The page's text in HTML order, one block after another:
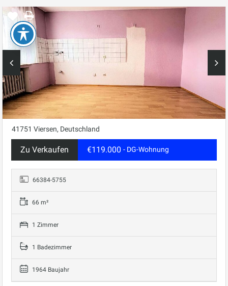
41751 Viersen, Deutschland
Zu Verkaufen €119.000 - DG-Wohnung
66384-5755
66 m²
1 Zimmer
1 Badezimmer
1964 Baujahr